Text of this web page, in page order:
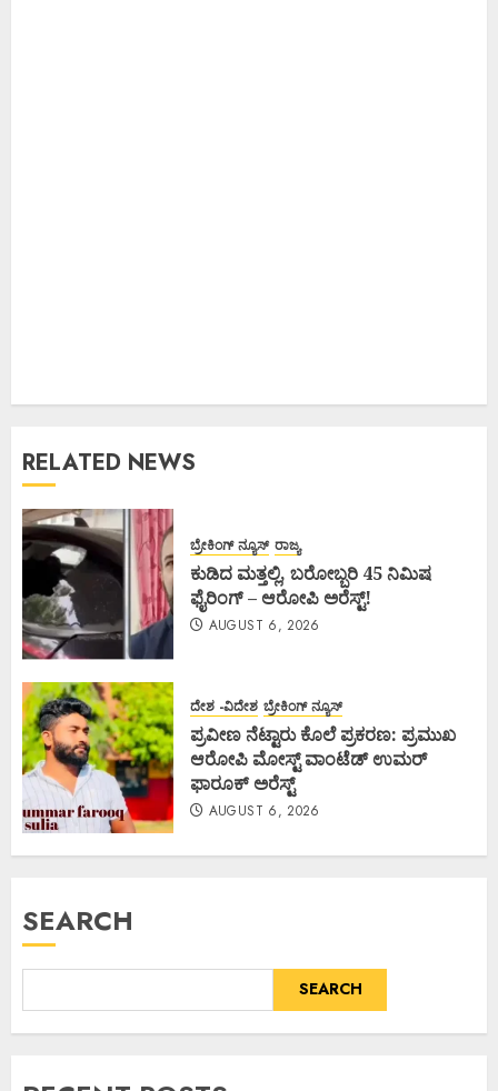
RELATED NEWS
ಬ್ರೇಕಿಂಗ್ ನ್ಯೂಸ್ ರಾಜ್ಯ
ಕುಡಿದ ಮತ್ತಲ್ಲಿ, ಬರೋಬ್ಬರಿ 45 ನಿಮಿಷ
ಫೈರಿಂಗ್ – ಆರೋಪಿ ಅರೆಸ್ಟ್!
AUGUST 6, 2026
ದೇಶ -ವಿದೇಶ ಬ್ರೇಕಿಂಗ್ ನ್ಯೂಸ್
ಪ್ರವೀಣ ನೆಟ್ಟಾರು ಕೊಲೆ ಪ್ರಕರಣ: ಪ್ರಮುಖ
ಆರೋಪಿ ಮೋಸ್ಟ್ ವಾಂಟೆಡ್ ಉಮರ್
ಫಾರೂಕ್ ಅರೆಸ್ಟ್
AUGUST 6, 2026
SEARCH
SEARCH